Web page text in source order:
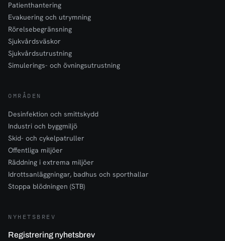
Patienthantering
Evakuering och utrymning
Rörelsebegränsning
Sjukvårdsväskor
Sjukvårdsutrustning
Simulerings- och övningsutrustning
OMRÅDEN
Desinfektion och smittskydd
Industri och byggmiljö
Skid- och cykelpatruller
Offentliga miljöer
Räddning i extrema miljöer
Idrottsanläggningar, badhus och sporthallar
Stoppa blödningen (STB)
NYHETSBREV
Registrering nyhetsbrev